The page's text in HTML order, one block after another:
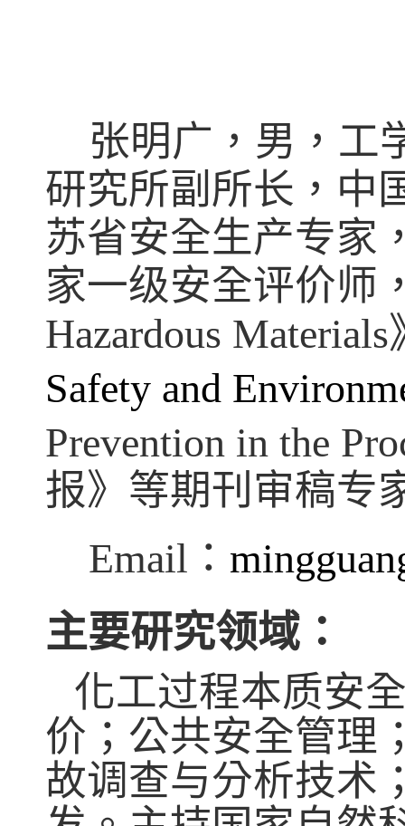
张明广，男， 工
研究所副所长，中
苏省安全生产专家
家一级安全评价师
Hazardous Materials
Safety and
Prevention in the
报》等期刊审稿专
Email ：
主要研究领域：
化工过程本质安
价；公共安全管理
故调查与分析技术